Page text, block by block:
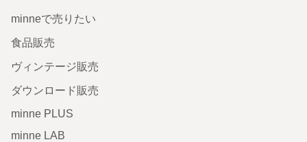
minneで売りたい
食品販売
ヴィンテージ販売
ダウンロード販売
minne PLUS
minne LAB